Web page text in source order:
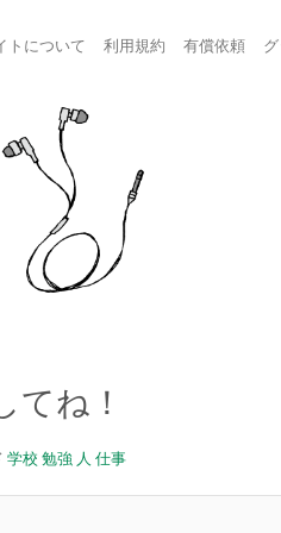
トについて 利用規約 有償依頼
てね！
学校 勉強 人 仕事